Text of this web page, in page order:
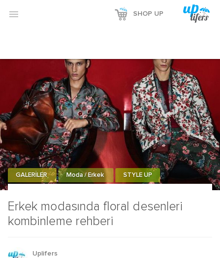
Reklamı Göster
Reklamı Gizle
 SHOP UP
Erkek modasında floral desenleri
kombinleme rehberi
GALERİLER Moda / Erkek STYLE UP
Uplifers